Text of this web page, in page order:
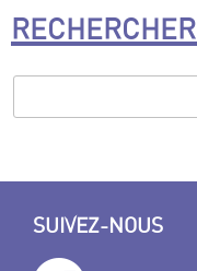
RECHERCHER
SUIVEZ-NOUS